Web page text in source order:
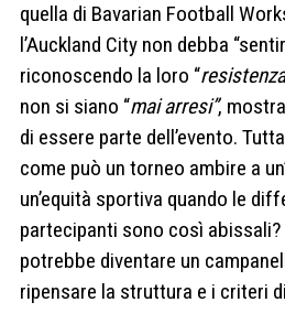
quella di Bavarian Football
l’Auckland City non debba
riconoscendo la loro “
non si siano “mai arresi”,
di essere parte dell’evento.
come può un torneo ambire a
un’equità sportiva quando le
partecipanti sono così abissali?
potrebbe diventare un
ripensare la struttura e i criteri